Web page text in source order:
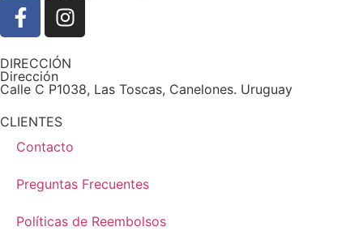
DIRECCIÓN
Dirección
Calle C P1038, Las Toscas, Canelones. Uruguay
CLIENTES
Contacto
Preguntas Frecuentes
Políticas de Reembolsos